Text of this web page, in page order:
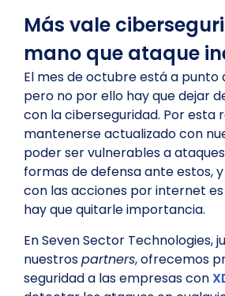
Más vale
mano que ataque
El mes de octubre está a punto
pero no por ello hay que dejar
con la ciberseguridad. Por esta
mantenerse actualizado con
poder ser vulnerables a
formas de defensa ante estos,
con las acciones por internet
hay que quitarle importancia.
En Seven Sector Technologies,
nuestrospartners, ofrecemos
seguridad a las empresas con